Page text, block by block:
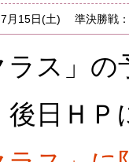
7月15日(土) 準決勝戦：
ス」の
後日ＨＰ